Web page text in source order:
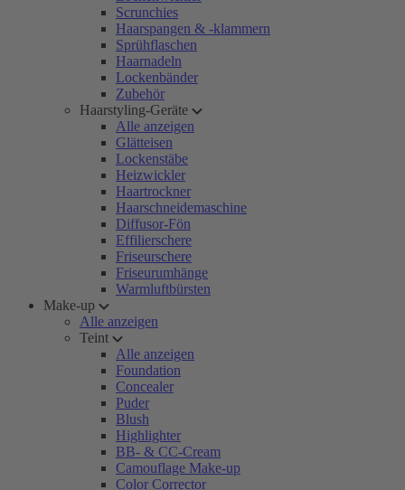
Scrunchies
Haarspangen & -klammern
Sprühflaschen
Haarnadeln
Lockenbänder
Zubehör
Haarstyling-Geräte
Alle anzeigen
Glätteisen
Lockenstäbe
Heizwickler
Haartrockner
Haarschneidemaschine
Diffusor-Fön
Effilierschere
Friseurschere
Friseurumhänge
Warmluftbürsten
Make-up
Alle anzeigen
Teint
Alle anzeigen
Foundation
Concealer
Puder
Blush
Highlighter
BB- & CC-Cream
Camouflage Make-up
Color Corrector